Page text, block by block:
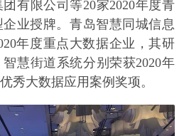
有限公司等20家2020年度青
业授牌。青岛智慧同城信息
年度重点大数据企业，其研
慧街道系统分别荣获2020年
秀大数据应用案例奖项。